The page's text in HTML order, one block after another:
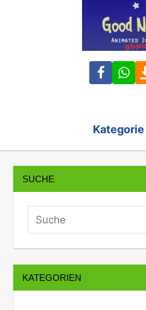
SUCHE
KATEGORIEN